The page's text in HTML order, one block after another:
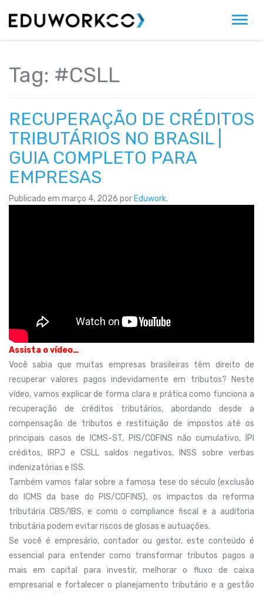
Tag: #CSLL
RECUPERAÇÃO DE CRÉDITOS
TRIBUTÁRIOS NO BRASIL |
GUIA COMPLETO PARA
EMPRESAS
Publicado em março 4, 2026 por Eduwork.
Assista o vídeo…
Você sabia que muitas empresas brasileiras têm direito de
recuperar valores pagos indevidamente em tributos? Neste
vídeo, vamos explicar de forma clara e prática como funciona a
recuperação de créditos tributários, abordando desde a
compensação de tributos e restituição de impostos até os
principais casos de ICMS-ST, PIS/COFINS não cumulativo, IPI
créditos, IRPJ e CSLL saldos negativos, INSS sobre verbas
indenizatórias e ISS.
Também vamos falar sobre a famosa tese do século (exclusão
do ICMS da base do PIS/COFINS), os impactos da reforma
tributária CBS/IBS, e como o compliance fiscal e a auditoria
tributária podem evitar riscos de glosas e autuações.
Se você é empresário, contador ou gestor, este conteúdo é
essencial para entender como transformar tributos pagos a
mais em capital para investir, melhorar o fluxo de caixa
empresarial e fortalecer o planejamento tributário e a gestão